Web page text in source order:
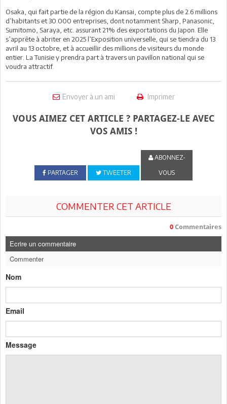
Osaka, qui fait partie de la région du Kansai, compte plus de 2.6 millions
d’habitants et 30.000 entreprises, dont notamment Sharp, Panasonic,
Sumitomo, Saraya, etc. assurant 21% des exportations du Japon. Elle
s’apprête à abriter en 2025 l’Exposition universelle, qui se tiendra du 13
avril au 13 octobre, et à accueillir des millions de visiteurs du monde
entier. La Tunisie y prendra part à travers un pavillon national qui se
voudra attractif.
Envoyer à un ami Imprimer
VOUS AIMEZ CET ARTICLE ? PARTAGEZ-LE AVEC
VOS AMIS !
PARTAGER TWEETER
ABONNEZ-
VOUS
COMMENTER CET ARTICLE
0 Commentaires
Ecrire un commentaire
Commenter
Nom
Email
Message